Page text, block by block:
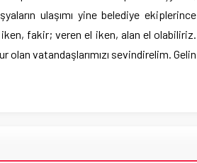
ulaşımı yine belediye ekiplerince
iken, fakir; veren el iken, alan el olabiliriz.
olan vatandaşlarımızı sevindirelim. Gelin